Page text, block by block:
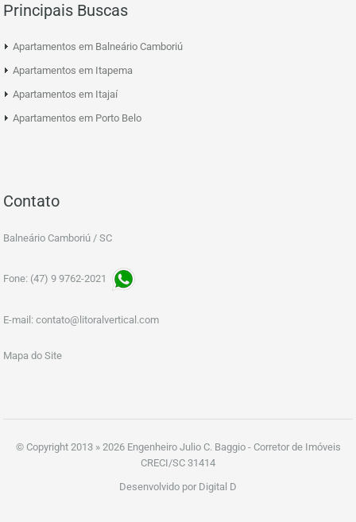
Principais Buscas
Apartamentos em Balneário Camboriú
Apartamentos em Itapema
Apartamentos em Itajaí
Apartamentos em Porto Belo
Contato
Balneário Camboriú / SC
Fone: (47) 9 9762-2021
E-mail: contato@litoralvertical.com
Mapa do Site
© Copyright 2013 » 2026 Engenheiro Julio C. Baggio - Corretor de Imóveis
CRECI/SC 31414
Desenvolvido por Digital D